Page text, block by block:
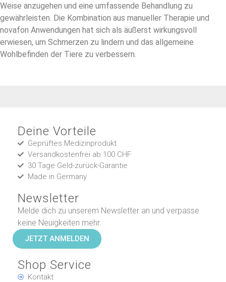
Weise anzugehen und eine umfassende Behandlung zu
gewährleisten. Die Kombination aus manueller Therapie und
novafon Anwendungen hat sich als äußerst wirkungsvoll
erwiesen, um Schmerzen zu lindern und das allgemeine
Wohlbefinden der Tiere zu verbessern.
Deine Vorteile
Geprüftes Medizinprodukt
Versandkostenfrei ab 100 CHF
30 Tage Geld-zurück-Garantie
Made in Germany
Newsletter
Melde dich zu unserem Newsletter an und verpasse
keine Neuigkeiten mehr.
JETZT ANMELDEN
Shop Service
Kontakt